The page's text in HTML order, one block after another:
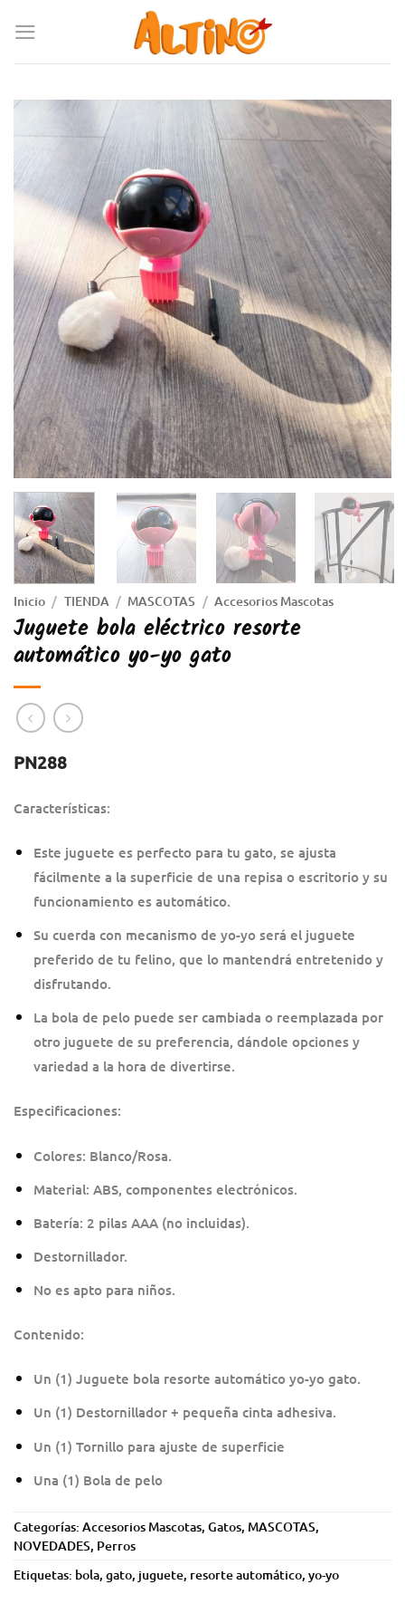
Inicio / TIENDA / MASCOTAS / Accesorios Mascotas
Juguete bola eléctrico resorte
automático yo-yo gato
PN288
Características:
Este juguete es perfecto para tu gato, se ajusta
fácilmente a la superficie de una repisa o escritorio y su
funcionamiento es automático.
Su cuerda con mecanismo de yo-yo será el juguete
preferido de tu felino, que lo mantendrá entretenido y
disfrutando.
La bola de pelo puede ser cambiada o reemplazada por
otro juguete de su preferencia, dándole opciones y
variedad a la hora de divertirse.
Especificaciones:
Colores: Blanco/Rosa.
Material: ABS, componentes electrónicos.
Batería: 2 pilas AAA (no incluidas).
Destornillador.
No es apto para niños.
Contenido:
Un (1) Juguete bola resorte automático yo-yo gato.
Un (1) Destornillador + pequeña cinta adhesiva.
Un (1) Tornillo para ajuste de superficie
Una (1) Bola de pelo
Categorías: Accesorios Mascotas, Gatos, MASCOTAS,
NOVEDADES, Perros
Etiquetas: bola, gato, juguete, resorte automático, yo-yo